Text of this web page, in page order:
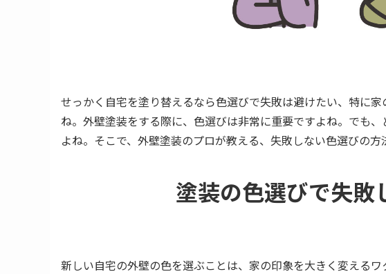
せっかく自宅を塗り替えるなら色選びで失敗は避けたい、特に
ね。外壁塗装をする際に、色選びは非常に重要ですよね。でも
よね。そこで、外壁塗装のプロが教える、失敗しない色選びの方
塗装の色選びで失敗
新しい自宅の外壁の色を選ぶことは、家の印象を大きく変える